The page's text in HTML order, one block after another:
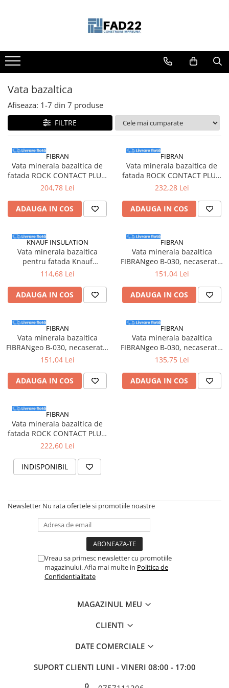
Materiale de constructii
Termoizolatii
Vata minerala
Accesorii termosistem
Lemn pentru constructii
Cherestea
Dusumea
Lambriu
Accesorii pentru cofraje
Materiale prafoase
Adezivi
Gleturi
Ipsos
Tencuieli decorative
Sape de egalizare, sape
industriale
Zidarie
Buiandrugi
Caramizi
Scule electrice
Masini de gaurit si insurubat
Polizoare unghiulare
Ferastraie circulare
Generatoare
Accesorii electrice
Amestecatoare electrice
Surubelnite, clesti si chei
Ciocane si topoare
Dalti, spituri, leviere
Cuttere, cutite si foarfece
Fierastraie
Accesorii si consumabile
Role abrazive
Vata bazaltica
Afiseaza: 1-7 din 7 produse
FILTRE
FIBRAN
Vata minerala bazaltica de
fatada ROCK CONTACT PLUS,
100 x 600 x 1200 mm,
204,78 Lei
ADAUGA IN COS
FIBRAN
Vata minerala bazaltica de
fatada ROCK CONTACT PLUS,
150 x 600 x 1200 mm,
232,28 Lei
ADAUGA IN COS
KNAUF INSULATION
Vata minerala bazaltica
pentru fatada Knauf
Insulation FKD-N Thermal,
114,68 Lei
ADAUGA IN COS
FIBRAN
Vata minerala bazaltica
FIBRANgeo B-030, necaserata,
izolatii generale, grosime 50
151,04 Lei
ADAUGA IN COS
FIBRAN
Vata minerala bazaltica
FIBRANgeo B-030, necaserata,
izolatii generale, grosime 100
mp/pachet
151,04 Lei
ADAUGA IN COS
FIBRAN
Vata minerala bazaltica
FIBRANgeo B-030, necaserata,
izolatii generale, grosime 150
mp/pachet
135,75 Lei
ADAUGA IN COS
FIBRAN
Vata minerala bazaltica de
fatada ROCK CONTACT PLUS,
50 x 600 x 1200 mm,
222,60 Lei
INDISPONIBIL
Newsletter Nu rata ofertele si promotiile noastre
Vreau sa primesc newsletter cu promotiile
magazinului. Afla mai multe in Politica de
Confidentialitate
MAGAZINUL MEU
CLIENTI
DATE COMERCIALE
SUPORT CLIENTI LUNI - VINERI 08:00 - 17:00